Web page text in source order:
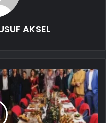
AKSEL